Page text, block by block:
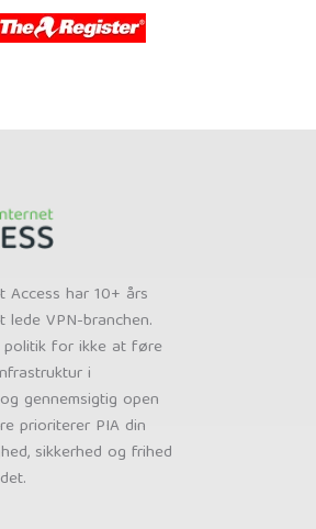
Access har 10+ års
lede VPN-branchen.
politik for ikke at føre
i
gennemsigtig open
prioriterer PIA din
sikkerhed og frihed